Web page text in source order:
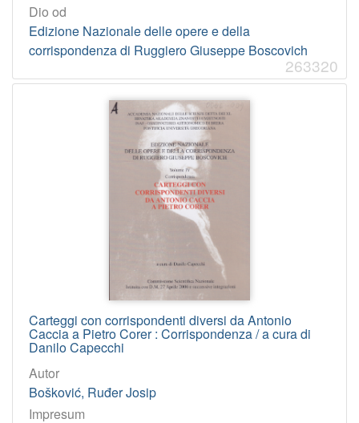
Dio od
Edizione Nazionale delle opere e della
corrispondenza di Ruggiero Giuseppe Boscovich
263320
Carteggi con corrispondenti diversi da Antonio
Caccia a Pietro Corer : Corrispondenza / a cura di
Danilo Capecchi
Autor
Bošković, Ruđer Josip
Impresum